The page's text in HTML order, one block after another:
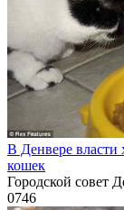
В Денвере власти
кошек
Городской совет
0746